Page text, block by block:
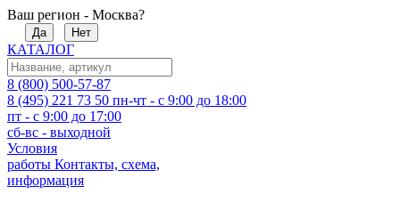
Ваш регион - Москва?
Да Нет
КАТАЛОГ
8 (800) 500-57-87
8 (495) 221 73 50 пн-чт - с 9:00 до 18:00
пт - с 9:00 до 17:00
сб-вс - выходной
Условия
работы Контакты, схема,
информация